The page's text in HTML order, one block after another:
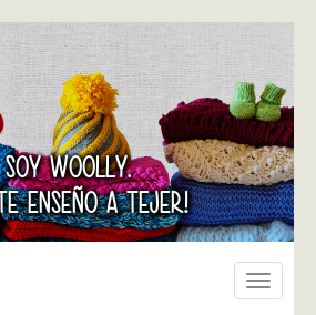
SOY WOOLLY.
ENSEÑO A TEJER!
Toggle